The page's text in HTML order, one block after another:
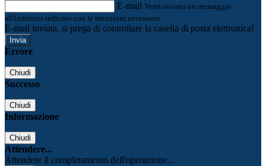
E-mail Verrà inviato un messaggio
all'indirizzo indicato con le istruzioni necessarie.
E-mail inviata, si prega di controllare la casella di posta elettronica!
Errore
Chiudi
Successo
Chiudi
Informazione
Chiudi
Attendere...
Attendere il completamento dell'operazione...